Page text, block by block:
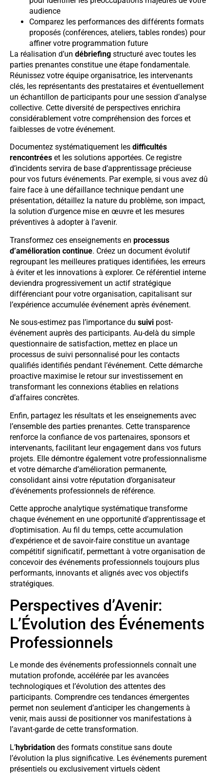
audience
Comparez les performances des différents formats
proposés (conférences, ateliers, tables rondes) pour
affiner votre programmation future
La réalisation d’un débriefing structuré avec toutes les
parties prenantes constitue une étape fondamentale.
Réunissez votre équipe organisatrice, les intervenants
clés, les représentants des prestataires et éventuellement
un échantillon de participants pour une session d’analyse
collective. Cette diversité de perspectives enrichira
considérablement votre compréhension des forces et
faiblesses de votre événement.
Documentez systématiquement les difficultés
rencontrées et les solutions apportées. Ce registre
d’incidents servira de base d’apprentissage précieuse
pour vos futurs événements. Par exemple, si vous avez dû
faire face à une défaillance technique pendant une
présentation, détaillez la nature du problème, son impact,
la solution d’urgence mise en œuvre et les mesures
préventives à adopter à l’avenir.
Transformez ces enseignements en processus
d’amélioration continue. Créez un document évolutif
regroupant les meilleures pratiques identifiées, les erreurs
à éviter et les innovations à explorer. Ce référentiel interne
deviendra progressivement un actif stratégique
différenciant pour votre organisation, capitalisant sur
l’expérience accumulée événement après événement.
Ne sous-estimez pas l’importance du suivi post-
événement auprès des participants. Au-delà du simple
questionnaire de satisfaction, mettez en place un
processus de suivi personnalisé pour les contacts
qualifiés identifiés pendant l’événement. Cette démarche
proactive maximise le retour sur investissement en
transformant les connexions établies en relations
d’affaires concrètes.
Enfin, partagez les résultats et les enseignements avec
l’ensemble des parties prenantes. Cette transparence
renforce la confiance de vos partenaires, sponsors et
intervenants, facilitant leur engagement dans vos futurs
projets. Elle démontre également votre professionnalisme
et votre démarche d’amélioration permanente,
consolidant ainsi votre réputation d’organisateur
d’événements professionnels de référence.
Cette approche analytique systématique transforme
chaque événement en une opportunité d’apprentissage et
d’optimisation. Au fil du temps, cette accumulation
d’expérience et de savoir-faire constitue un avantage
compétitif significatif, permettant à votre organisation de
concevoir des événements professionnels toujours plus
performants, innovants et alignés avec vos objectifs
stratégiques.
Perspectives d’Avenir:
L’Évolution des Événements
Professionnels
Le monde des événements professionnels connaît une
mutation profonde, accélérée par les avancées
technologiques et l’évolution des attentes des
participants. Comprendre ces tendances émergentes
permet non seulement d’anticiper les changements à
venir, mais aussi de positionner vos manifestations à
l’avant-garde de cette transformation.
L’hybridation des formats constitue sans doute
l’évolution la plus significative. Les événements purement
présentiels ou exclusivement virtuels cèdent